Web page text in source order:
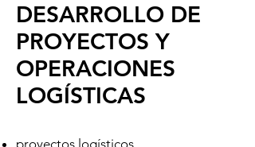
DESARROLLO DE
PROYECTOS Y
OPERACIONES
LOGÍSTICAS
proyectos logísticos